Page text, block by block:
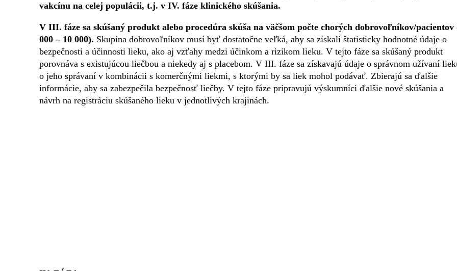
vakcínu na celej populácii, t.j. v IV. fáze klinického skúšania.
V III. fáze sa skúšaný produkt alebo procedúra skúša na väčšom počte chorých dobrovoľníkov/pacientov
000 – 10 000). Skupina dobrovoľníkov musí byť dostatočne veľká, aby sa získali štatisticky hodnotné údaje o
bezpečnosti a účinnosti lieku, ako aj vzťahy medzi účinkom a rizikom lieku. V tejto fáze sa skúšaný produkt
porovnáva s existujúcou liečbou a niekedy aj s placebom. V III. fáze sa získavajú údaje o správnom užívaní
o jeho správaní v kombinácii s komerčnými liekmi, s ktorými by sa liek mohol podávať. Zbierajú sa ďalšie
informácie, aby sa zabezpečila bezpečnosť liečby. V tejto fáze pripravujú výskumníci ďalšie nové skúšania a
návrh na registráciu skúšaného lieku v jednotlivých krajinách.